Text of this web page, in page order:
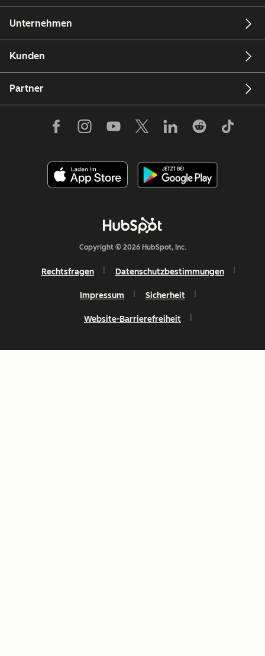
Unternehmen
Kunden
Partner
Copyright © 2026 HubSpot, Inc.
Rechtsfragen Datenschutzbestimmungen
Impressum Sicherheit
Website-Barrierefreiheit